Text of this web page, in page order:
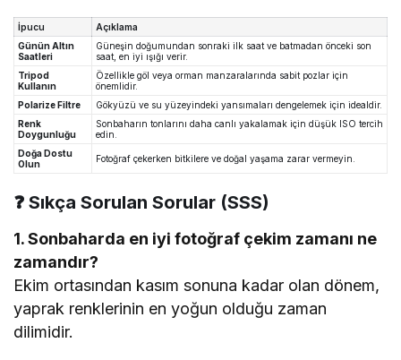
İpucu
Açıklama
Günün Altın
Saatleri
Güneşin doğumundan sonraki ilk saat ve batmadan önceki son
saat, en iyi ışığı verir.
Tripod
Kullanın
Özellikle göl veya orman manzaralarında sabit pozlar için
önemlidir.
Polarize Filtre
Gökyüzü ve su yüzeyindeki yansımaları dengelemek için idealdir.
Renk
Doygunluğu
Sonbaharın tonlarını daha canlı yakalamak için düşük ISO tercih
edin.
Doğa Dostu
Olun
Fotoğraf çekerken bitkilere ve doğal yaşama zarar vermeyin.
❓ Sıkça Sorulan Sorular (SSS)
1. Sonbaharda en iyi fotoğraf çekim zamanı ne
zamandır?
Ekim ortasından kasım sonuna kadar olan dönem,
yaprak renklerinin en yoğun olduğu zaman
dilimidir.